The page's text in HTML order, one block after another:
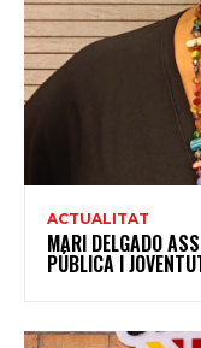
ACTUALITAT
MARI DELGADO
PÚBLICA I